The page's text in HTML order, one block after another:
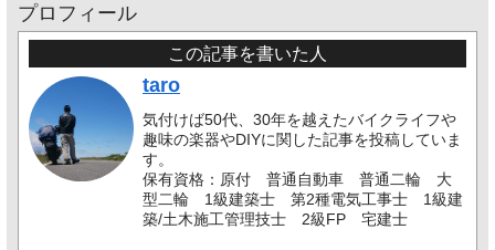
プロフィール
この記事を書いた人
taro
気付けば50代、30年を越えたバイクライフや
趣味の楽器やDIYに関した記事を投稿していま
す。
保有資格：原付 普通自動車 普通二輪 大
型二輪 1級建築士 第2種電気工事士 1級建
築/土木施工管理技士 2級FP 宅建士